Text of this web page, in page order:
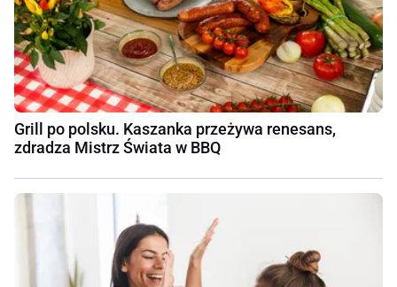
Grill po polsku. Kaszanka przeżywa renesans,
zdradza Mistrz Świata w BBQ